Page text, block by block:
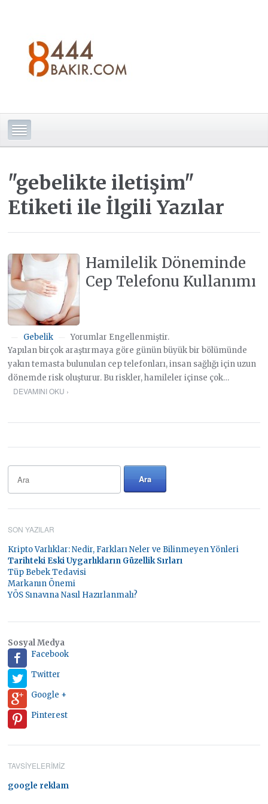
"gebelikte iletişim"
Etiketi ile İlgili Yazılar
Hamilelik Döneminde
Cep Telefonu Kullanımı
Gebelik
Yorumlar Engellenmiştir.
Yapılan birçok araştırmaya göre günün büyük bir bölümünde
yakın temasta bulunulan cep telefonları, insan sağlığı için uzun
dönemde risk oluşturur. Bu riskler, hamileler içinse çok…
DEVAMINI OKU ›
SON YAZILAR
Kripto Varlıklar: Nedir, Farkları Neler ve Bilinmeyen Yönleri
Tarihteki Eski Uygarlıkların Güzellik Sırları
Tüp Bebek Tedavisi
Markanın Önemi
YÖS Sınavına Nasıl Hazırlanmalı?
Sosyal Medya
Facebook
Twitter
Google +
Pinterest
TAVSIYELERIMIZ
google reklam